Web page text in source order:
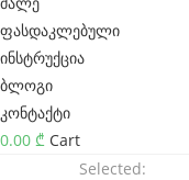
c
a
l
r
u
ფასდაკლებული
ინსტრუქცია
ბლოგი
კონტაქტი
0.00 ₾ Cart
Selected: